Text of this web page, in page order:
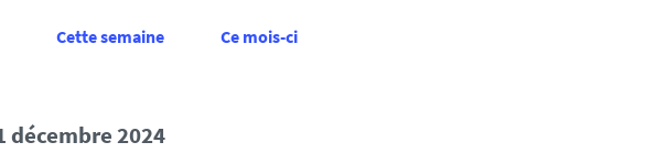
Cette semaine Ce mois-ci
décembre 2024